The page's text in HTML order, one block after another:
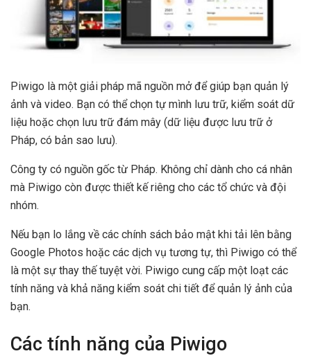
Piwigo là một giải pháp mã nguồn mở để giúp bạn quản lý
ảnh và video. Bạn có thể chọn tự mình lưu trữ, kiểm soát dữ
liệu hoặc chọn lưu trữ đám mây (dữ liệu được lưu trữ ở
Pháp, có bản sao lưu).
Công ty có nguồn gốc từ Pháp. Không chỉ dành cho cá nhân
mà Piwigo còn được thiết kế riêng cho các tổ chức và đội
nhóm.
Nếu bạn lo lắng về các chính sách bảo mật khi tải lên bằng
Google Photos hoặc các dịch vụ tương tự, thì Piwigo có thể
là một sự thay thế tuyệt vời. Piwigo cung cấp một loạt các
tính năng và khả năng kiểm soát chi tiết để quản lý ảnh của
bạn.
Các tính năng của Piwigo